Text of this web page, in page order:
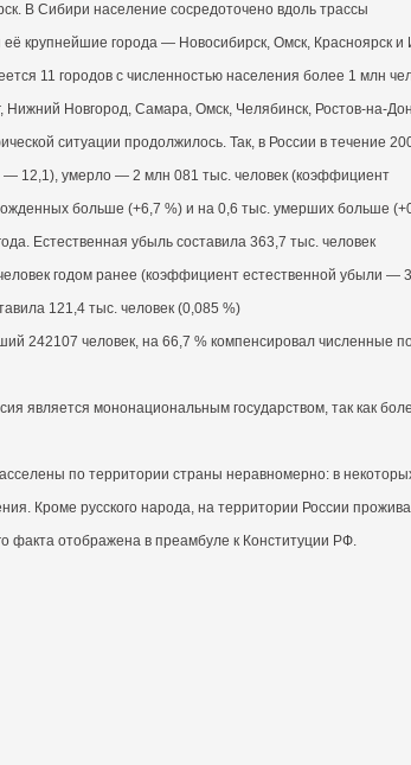
В Сибири население сосредоточено вдоль трассы
крупнейшие города — Новосибирск, Омск, Красноярск и
11 городов с численностью населения более 1 млн
Нижний Новгород, Самара, Омск, Челябинск, Ростов-на-
ситуации продолжилось. Так, в России в течение
12,1), умерло — 2 млн 081 тыс. человек (коэффициент
больше (+6,7 %) и на 0,6 тыс. умерших больше
Естественная убыль составила 363,7 тыс. человек
годом ранее (коэффициент естественной убыли —
121,4 тыс. человек (0,085 %)
242107 человек, на 66,7 % компенсировал численные
является мононациональным государством, так как
по территории страны неравномерно: в
Кроме русского народа, на территории России
факта отображена в преамбуле к Конституции РФ.